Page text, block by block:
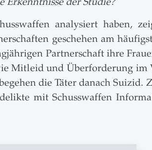
analysiert haben,
geschehen am
Partnerschaft ihre
Mitleid und Überforderung im
die Täter danach Suizid.
mit Schusswaffen